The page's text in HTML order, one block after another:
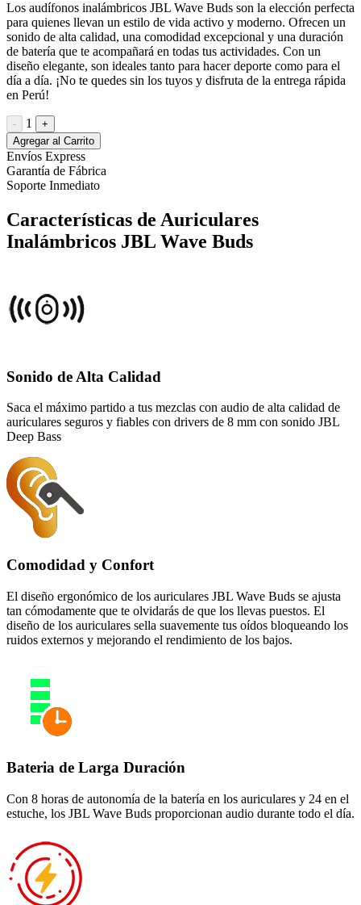
Los audífonos inalámbricos JBL Wave Buds son la elección perfecta
para quienes llevan un estilo de vida activo y moderno. Ofrecen un
sonido de alta calidad, una comodidad excepcional y una duración
de batería que te acompañará en todas tus actividades. Con un
diseño elegante, son ideales tanto para hacer deporte como para el
día a día. ¡No te quedes sin los tuyos y disfruta de la entrega rápida
en Perú!
- 1
+
Agregar al Carrito
Envíos Express
Garantía de Fábrica
Soporte Inmediato
Características de Auriculares
Inalámbricos JBL Wave Buds
Sonido de Alta Calidad
Saca el máximo partido a tus mezclas con audio de alta calidad de
auriculares seguros y fiables con drivers de 8 mm con sonido JBL
Deep Bass
Comodidad y Confort
El diseño ergonómico de los auriculares JBL Wave Buds se ajusta
tan cómodamente que te olvidarás de que los llevas puestos. El
diseño de los auriculares sella suavemente tus oídos bloqueando los
ruidos externos y mejorando el rendimiento de los bajos.
Bateria de Larga Duración
Con 8 horas de autonomía de la batería en los auriculares y 24 en el
estuche, los JBL Wave Buds proporcionan audio durante todo el día.